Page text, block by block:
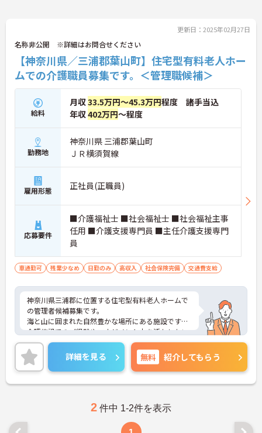
更新日：2025年02月27日
名称非公開 ※詳細はお問合せください
【神奈川県／三浦郡葉山町】住宅型有料老人ホー
ムでの介護職員募集です。＜管理職候補＞
給料
月収33.5万円～45.3万円程度 諸手当込
年収402万円～程度
勤務地
神奈川県 三浦郡葉山町
ＪＲ横須賀線
雇用形態 正社員(正職員)
応募要件
■介護福祉士 ■社会福祉士 ■社会福祉主事
任用 ■介護支援専門員 ■主任介護支援専門
員
車通勤可 残業少なめ 日勤のみ 高収入 社会保険完備 交通費支給
神奈川県三浦郡に位置する住宅型有料老人ホームで
の管理者候補募集です。
海と山に囲まれた自然豊かな場所にある施設です。
介護施設でのご経験やマネジメント力を活かしたい
方にはおすすめです。
ご興味ある方には、面接対策ポイントなど、さらに
詳細をお話しいたしますのでお気軽にご相談くださ
い！
詳細を見る 無料 紹介してもらう
2 件中 1-2件を表示